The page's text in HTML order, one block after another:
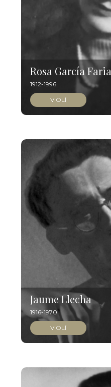
Rosa García Faria
1912-1996
VIOLÍ
Jaume Llecha
1916-1970
VIOLÍ